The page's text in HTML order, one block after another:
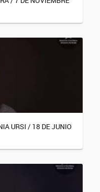
URSI / 18 DE JUNIO